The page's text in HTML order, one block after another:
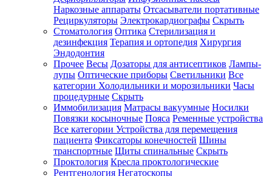
Наркозные аппараты Отсасыватели портативные
Рециркуляторы Электрокардиографы Скрыть
Стоматология Оптика Стерилизация и
дезинфекция Терапия и ортопедия Хирургия
Эндодонтия
Прочее Весы Дозаторы для антисептиков Лампы-
лупы Оптические приборы Светильники Все
категории Холодильники и морозильники Часы
процедурные Скрыть
Иммобилизация Матрасы вакуумные Носилки
Повязки косыночные Пояса Ременные устройства
Все категории Устройства для перемещения
пациента Фиксаторы конечностей Шины
транспортные Щиты спинальные Скрыть
Проктология Кресла проктологические
Рентгенология Негатоскопы